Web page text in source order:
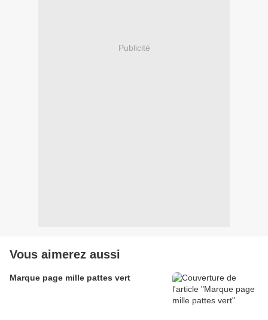
Publicité
Vous aimerez aussi
Marque page mille pattes vert